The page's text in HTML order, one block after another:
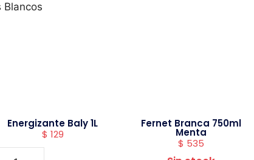
Blancos
Energizante Baly 1L
$ 129
Fernet Branca 750ml
Menta
$ 535